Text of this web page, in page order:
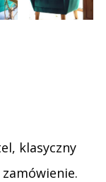
klasyczny